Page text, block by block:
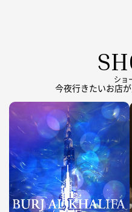
ショ
今夜行きたいお店
動
画
ァ
ル